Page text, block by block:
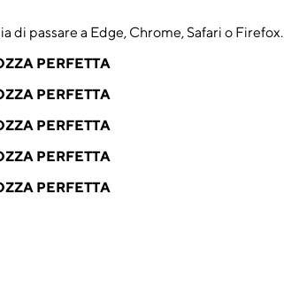
passare a Edge, Chrome, Safari o Firefox.
PERFETTA
PERFETTA
PERFETTA
PERFETTA
PERFETTA